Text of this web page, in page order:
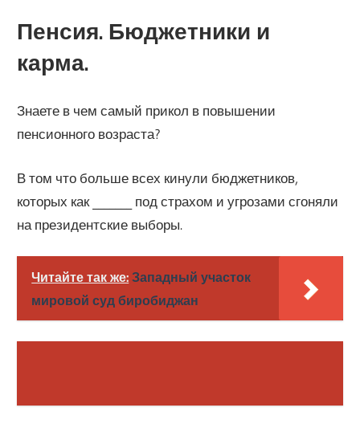
Пенсия. Бюджетники и
карма.
Знаете в чем самый прикол в повышении
пенсионного возраста?
В том что больше всех кинули бюджетников,
которых как _______ под страхом и угрозами сгоняли
на президентские выборы.
Читайте так же: Западный участок
мировой суд биробиджан